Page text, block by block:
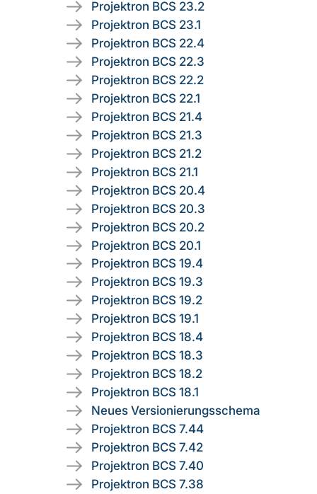
Projektron BCS 23.2
Projektron BCS 23.1
Projektron BCS 22.4
Projektron BCS 22.3
Projektron BCS 22.2
Projektron BCS 22.1
Projektron BCS 21.4
Projektron BCS 21.3
Projektron BCS 21.2
Projektron BCS 21.1
Projektron BCS 20.4
Projektron BCS 20.3
Projektron BCS 20.2
Projektron BCS 20.1
Projektron BCS 19.4
Projektron BCS 19.3
Projektron BCS 19.2
Projektron BCS 19.1
Projektron BCS 18.4
Projektron BCS 18.3
Projektron BCS 18.2
Projektron BCS 18.1
Neues Versionierungsschema
Projektron BCS 7.44
Projektron BCS 7.42
Projektron BCS 7.40
Projektron BCS 7.38